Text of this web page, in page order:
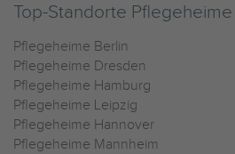
Top-Standorte Pflegeheime
Pflegeheime Berlin
Pflegeheime Dresden
Pflegeheime Hamburg
Pflegeheime Leipzig
Pflegeheime Hannover
Pflegeheime Mannheim